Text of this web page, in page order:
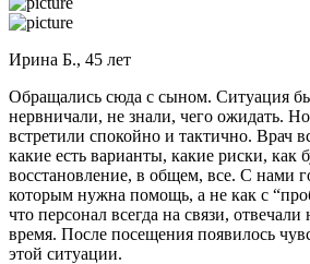
Ирина Б., 45 лет
Обращались сюда с сыном. Ситуация
нервничали, не знали, чего ожидать.
встретили спокойно и тактично. Врач
какие есть варианты, какие риски, как
восстановление, в общем, все. С нами
которым нужна помощь, а не как с
что персонал всегда на связи,
время. После посещения появилось
этой ситуации.